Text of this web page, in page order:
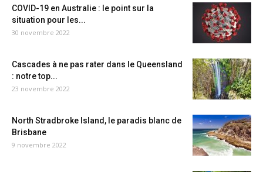
COVID-19 en Australie : le point sur la
situation pour les...
30 novembre 2022
Cascades à ne pas rater dans le Queensland
: notre top...
23 novembre 2022
North Stradbroke Island, le paradis blanc de
Brisbane
9 novembre 2022